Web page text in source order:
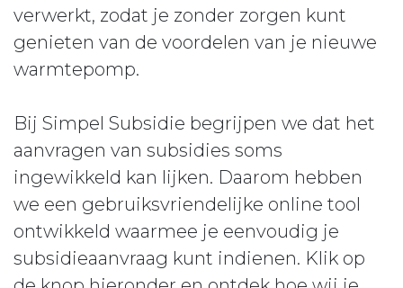
verwerkt, zodat je zonder zorgen kunt
genieten van de voordelen van je nieuwe
warmtepomp.
Bij Simpel Subsidie begrijpen we dat het
aanvragen van subsidies soms
ingewikkeld kan lijken. Daarom hebben
we een gebruiksvriendelijke online tool
ontwikkeld waarmee je eenvoudig je
subsidieaanvraag kunt indienen. Klik op